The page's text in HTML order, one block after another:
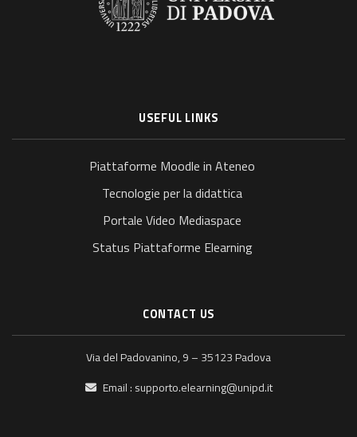
USEFUL LINKS
Piattaforme Moodle in Ateneo
Tecnologie per la didattica
Portale Video Mediaspace
Status Piattaforme Elearning
CONTACT US
Via del Padovanino, 9 – 35123 Padova
Email : supporto.elearning@unipd.it